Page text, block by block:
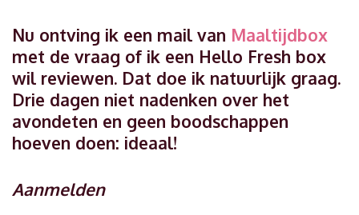
Nu ontving ik een mail van Maaltijdbox
met de vraag of ik een Hello Fresh box
wil reviewen. Dat doe ik natuurlijk graag.
Drie dagen niet nadenken over het
avondeten en geen boodschappen
hoeven doen: ideaal!
Aanmelden